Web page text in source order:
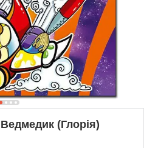
(Глорія)